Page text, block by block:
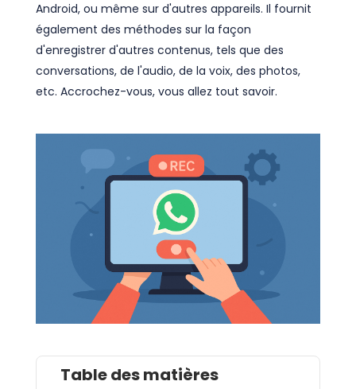
Android, ou même sur d'autres appareils. Il fournit
également des méthodes sur la façon
d'enregistrer d'autres contenus, tels que des
conversations, de l'audio, de la voix, des photos,
etc. Accrochez-vous, vous allez tout savoir.
Table des matières